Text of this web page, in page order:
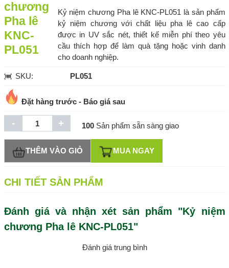
chương
Pha lê
KNC-
PL051
Kỷ niệm chương Pha lê KNC-PL051 là sản phẩm
kỷ niệm chương với chất liệu pha lê cao cấp
được in UV sắc nét, thiết kế miễn phí theo yêu
cầu thích hợp để làm quà tặng hoặc vinh danh
cho doanh nghiệp.
SKU: PL051
Đặt hàng trước - Báo giá sau
- + 100 Sản phẩm sẵn sàng giao
THÊM VÀO GIỎ MUA NGAY
CHI TIẾT SẢN PHẨM
Đánh giá và nhận xét sản phẩm "Kỷ niệm
chương Pha lê KNC-PL051"
Đánh giá trung bình